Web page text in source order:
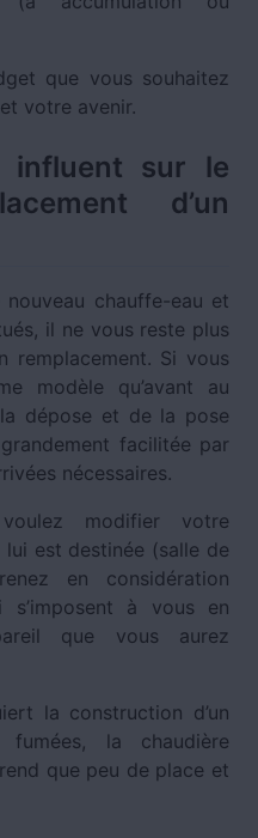
que vous souhaitez
votre avenir.
influent sur le
d’un
chauffe-eau et
il ne vous reste plus
remplacement. Si vous
modèle qu’avant au
dépose et de la pose
facilitée par
nécessaires.
modifier votre
est destinée (salle de
en considération
à vous en
que vous aurez
la construction d’un
fumées, la chaudière
que peu de place et